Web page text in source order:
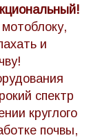
и
спектр
круглого
почвы,